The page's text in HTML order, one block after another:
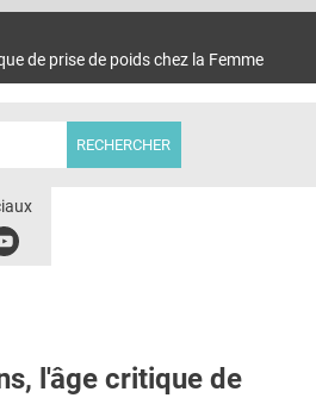
DOMICILE
de prise de poids chez la Femme
l'âge critique de